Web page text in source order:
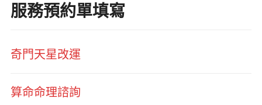
服務預約單填寫
奇門天星改運
算命命理諮詢